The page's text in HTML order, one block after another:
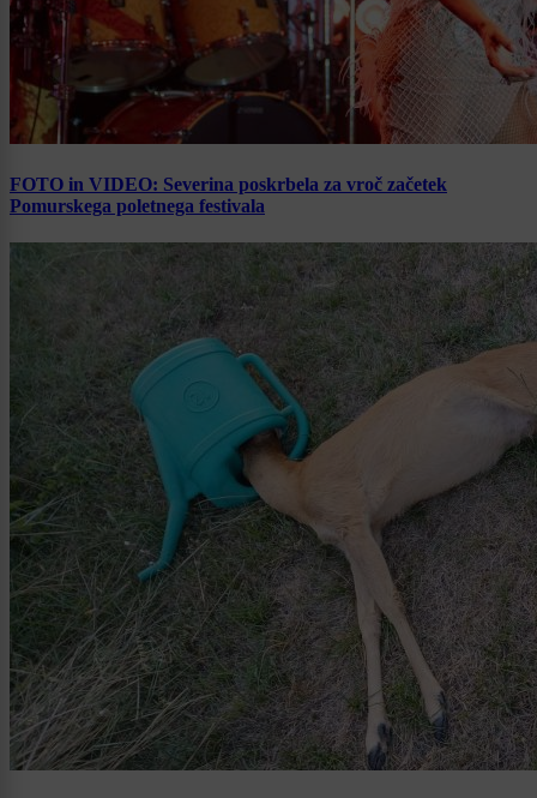
FOTO in VIDEO: Severina poskrbela za vroč začetek
Pomurskega poletnega festivala